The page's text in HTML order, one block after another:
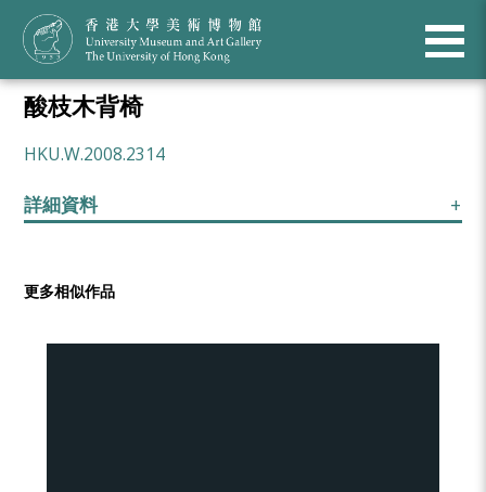
酸枝木背椅
HKU.W.2008.2314
詳細資料
更多相似作品